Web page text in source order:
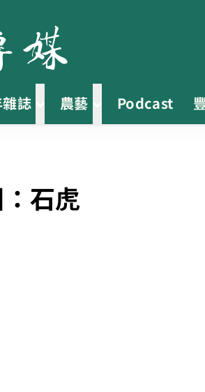
誌 農藝 Podcast
石虎